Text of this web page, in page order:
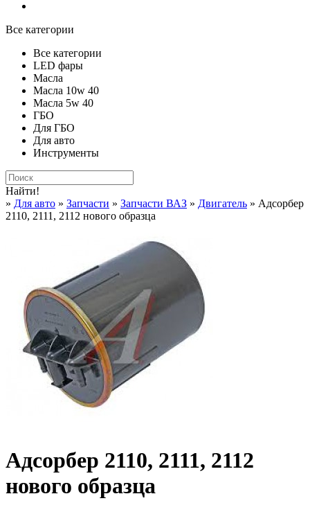
Все категории
Все категории
LED фары
Масла
Масла 10w 40
Масла 5w 40
ГБО
Для ГБО
Для авто
Инструменты
Найти!
» Для авто » Запчасти » Запчасти ВАЗ » Двигатель » Адсорбер
2110, 2111, 2112 нового образца
Адсорбер 2110, 2111, 2112
нового образца